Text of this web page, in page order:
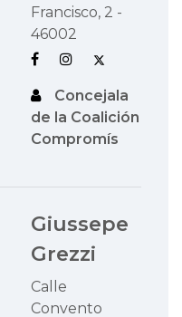
Francisco, 2 -
46002
Concejala
de la Coalición
Compromís
Giussepe
Grezzi
Calle
Convento